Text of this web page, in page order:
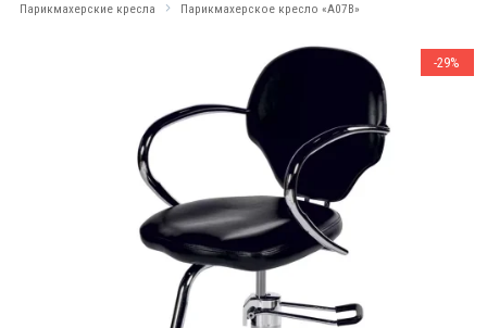
Парикмахерские кресла
Парикмахерское кресло «A07В»
-29%